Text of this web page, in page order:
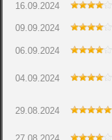
16.09.2024
09.09.2024
06.09.2024
04.09.2024
29.08.2024